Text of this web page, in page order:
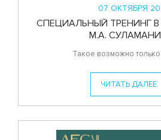
07 ОКТЯБРЯ
СПЕЦИАЛЬНЫЙ ТРЕНИНГ
М.А.
Такое возможно
ЧИТАТЬ ДАЛЕЕ